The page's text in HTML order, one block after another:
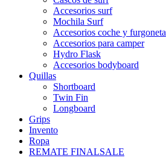
Accesorios surf
Mochila Surf
Accesorios coche y furgoneta
Accesorios para camper
Hydro Flask
Accesorios bodyboard
Quillas
Shortboard
Twin Fin
Longboard
Grips
Invento
Ropa
REMATE FINALSALE